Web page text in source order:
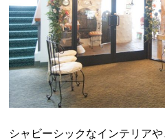
シャビーシックなインテリア